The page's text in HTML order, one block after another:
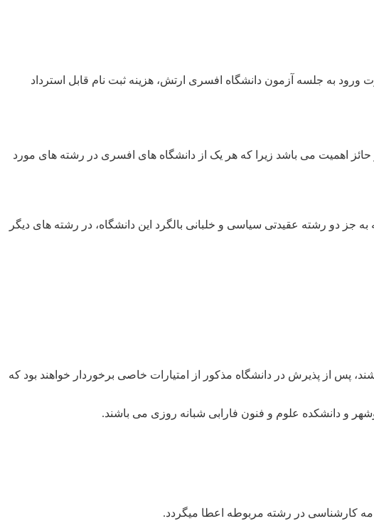
به جلسه آزمون دانشگاه افسری ارتش، هزینه ثبت نام قابل استرداد
اهمیت می باشد زیرا که هر یک از دانشگاه های افسری در رشته های مورد
جز دو رشته عقیدتی سیاسی و خلبانی بالگرد این دانشگاه، در رشته های دیگر
پس از پذیرش در دانشگاه مذکور از امتیارات خاصی برخوردار خواهند بود که
و دانشکده علوم و فنون فارابی شبانه روزی می باشند.